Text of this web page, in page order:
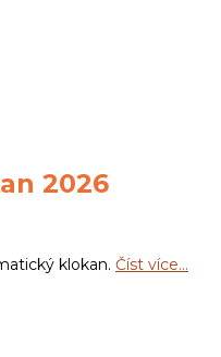
2026
klokan. Číst více…